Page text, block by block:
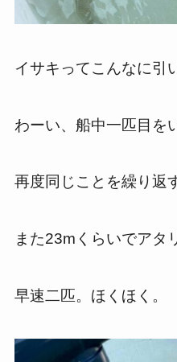
イサキってこんなに引
わーい、船中一匹目を
再度同じことを繰り返
また23mくらいでアタ
早速二匹。ほくほく。